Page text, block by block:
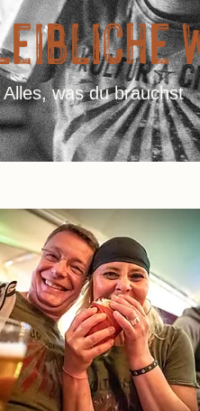
Alles, was du brauchst